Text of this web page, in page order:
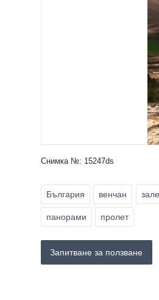
Снимка №: 15247ds
България венчан
панорами пролет
Запитване за ползване